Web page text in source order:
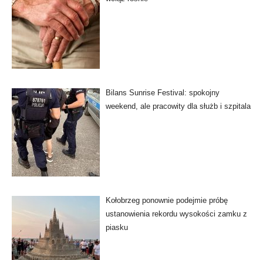
Bilans Sunrise Festival: spokojny
weekend, ale pracowity dla służb i szpitala
Kołobrzeg ponownie podejmie próbę
ustanowienia rekordu wysokości zamku z
piasku